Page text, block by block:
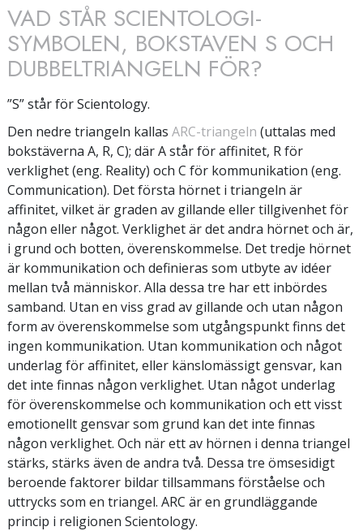
VAD STÅR SCIENTOLOGI-
SYMBOLEN, BOKSTAVEN S OCH
DUBBELTRIANGELN FÖR?
”S” står för Scientology.
Den nedre triangeln kallas ARC-triangeln (uttalas med
bokstäverna A, R, C); där A står för affinitet, R för
verklighet (eng. Reality) och C för kommunikation (eng.
Communication). Det första hörnet i triangeln är
affinitet, vilket är graden av gillande eller tillgivenhet för
någon eller något. Verklighet är det andra hörnet och är,
i grund och botten, överenskommelse. Det tredje hörnet
är kommunikation och definieras som utbyte av idéer
mellan två människor. Alla dessa tre har ett inbördes
samband. Utan en viss grad av gillande och utan någon
form av överenskommelse som utgångspunkt finns det
ingen kommunikation. Utan kommunikation och något
underlag för affinitet, eller känslomässigt gensvar, kan
det inte finnas någon verklighet. Utan något underlag
för överenskommelse och kommunikation och ett visst
emotionellt gensvar som grund kan det inte finnas
någon verklighet. Och när ett av hörnen i denna triangel
stärks, stärks även de andra två. Dessa tre ömsesidigt
beroende faktorer bildar tillsammans förståelse och
uttrycks som en triangel. ARC är en grundläggande
princip i religionen Scientology.